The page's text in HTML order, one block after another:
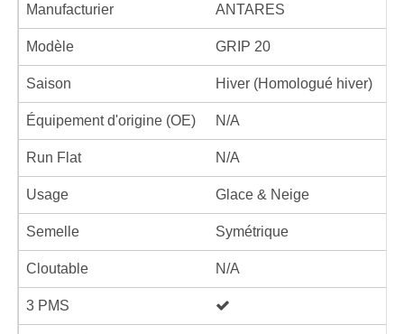
Manufacturier ANTARES
Modèle GRIP 20
Saison Hiver (Homologué hiver)
Équipement d'origine (OE) N/A
Run Flat N/A
Usage Glace & Neige
Semelle Symétrique
Cloutable N/A
3 PMS